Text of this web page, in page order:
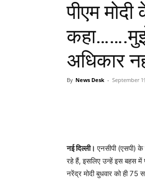
पीएम
अधिकार
By News Desk - September
नई दिल्ली। एनसीपी (एसपी)
रहे हैं, इसलिए उन्हें इस बहस में
नरेंद्र मोदी बुधवार को ही